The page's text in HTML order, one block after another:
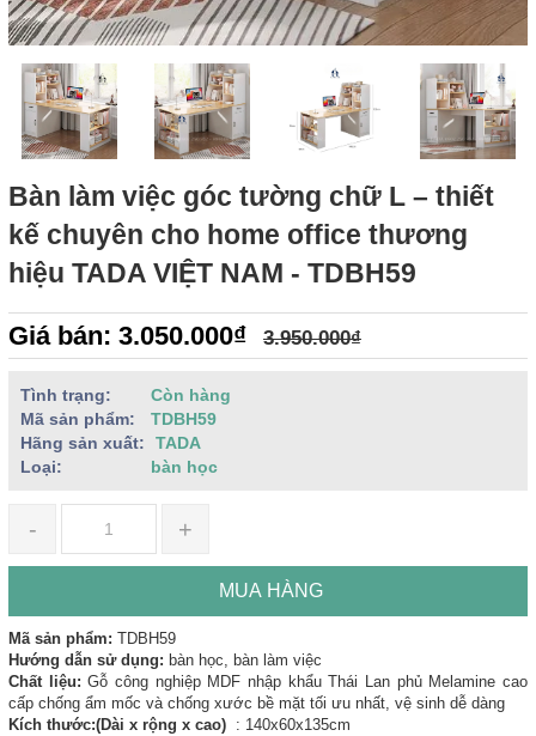
Bàn làm việc góc tường chữ L – thiết
kế chuyên cho home office thương
hiệu TADA VIỆT NAM - TDBH59
Giá bán: 3.050.000₫ 3.950.000₫
Tình trạng:
Còn hàng
Mã sản phẩm:
TDBH59
Hãng sản xuất:
TADA
Loại:
bàn học
- +
MUA HÀNG
Mã sản phẩm: TDBH59
Hướng dẫn sử dụng: bàn học, bàn làm việc
Chất liệu: Gỗ công nghiệp MDF nhập khẩu Thái Lan phủ Melamine cao
cấp chống ẩm mốc và chống xước bề mặt tối ưu nhất, vệ sinh dễ dàng
Kích thước:(Dài x rộng x cao) : 140x60x135cm